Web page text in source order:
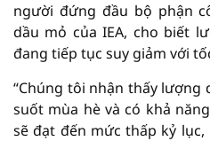
người đứng đầu bộ phận
dầu mỏ của IEA, cho biết
đang tiếp tục suy giảm với
“Chúng tôi nhận thấy
suốt mùa hè và có khả
sẽ đạt đến mức thấp kỷ